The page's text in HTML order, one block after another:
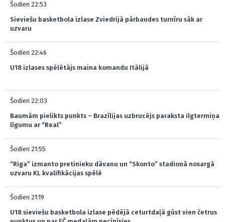
Šodien 22:53
Sieviešu basketbola izlase Zviedrijā pārbaudes turnīru sāk ar
uzvaru
Šodien 22:46
U18 izlases spēlētājs maina komandu Itālijā
Šodien 22:03
Baumām pielikts punkts – Brazīlijas uzbrucējs paraksta ilgtermiņa
līgumu ar “Real”
Šodien 21:55
“Riga” izmanto pretinieku dāvanu un “Skonto” stadionā nosargā
uzvaru KL kvalifikācijas spēlē
Šodien 21:19
U18 sieviešu basketbola izlase pēdējā ceturtdaļā gūst vien četrus